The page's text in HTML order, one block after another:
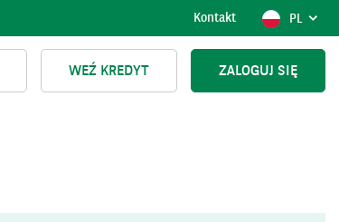
Kontakt
POKAŻ
JĘZYK
PL POLSKI
WEŹ KREDYT ZALOGUJ SIĘ